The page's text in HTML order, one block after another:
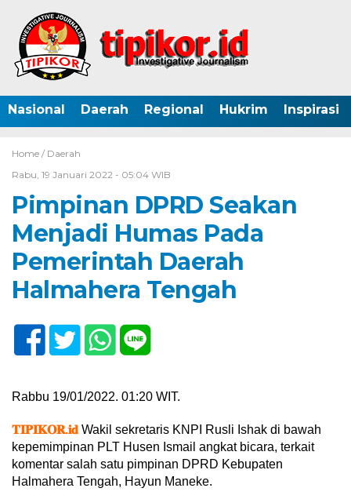
Nasional Daerah Regional Hukrim Inspirasi
Home / Daerah
Rabu, 19 Januari 2022 - 05:04 WIB
Pimpinan DPRD Seakan
Menjadi Humas Pada
Pemerintah Daerah
Halmahera Tengah
Rabbu 19/01/2022. 01:20 WIT.
𝐓𝐈𝐏𝐈𝐊𝐎𝐑.𝐢𝐝 Wakil sekretaris KNPI Rusli Ishak di bawah
kepemimpinan PLT Husen Ismail angkat bicara, terkait
komentar salah satu pimpinan DPRD Kebupaten
Halmahera Tengah, Hayun Maneke.